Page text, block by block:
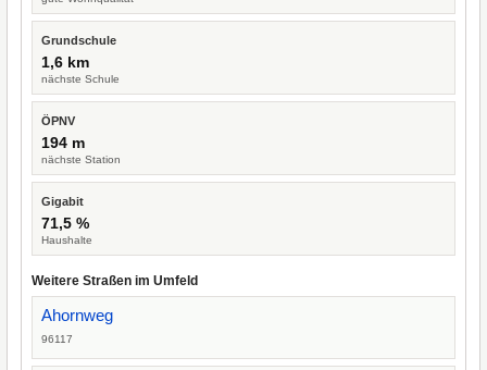
Grundschule
1,6 km
nächste Schule
ÖPNV
194 m
nächste Station
Gigabit
71,5 %
Haushalte
Weitere Straßen im Umfeld
Ahornweg
96117